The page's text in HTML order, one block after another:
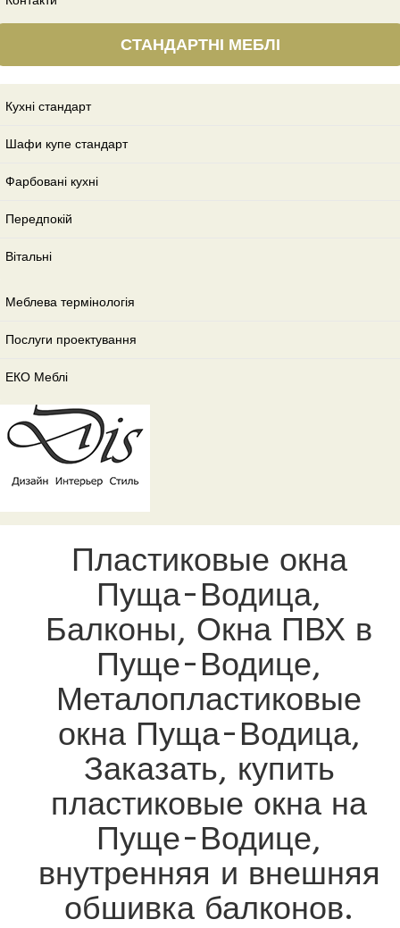
СТАНДАРТНІ МЕБЛІ
Кухні стандарт
Шафи купе стандарт
Фарбовані кухні
Передпокій
Вітальні
Меблева термінологія
Послуги проектування
ЕКО Меблі
Пластиковые окна
Пуща-Водица,
Балконы, Окна ПВХ в
Пуще-Водице,
Металопластиковые
окна Пуща-Водица,
Заказать, купить
пластиковые окна на
Пуще-Водице,
внутренняя и внешняя
обшивка балконов.